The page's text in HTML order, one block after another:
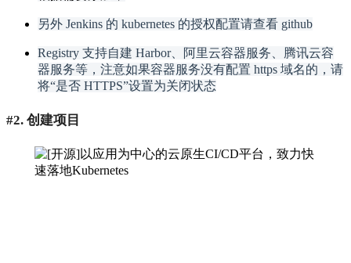
另外 Jenkins 的 kubernetes 的授权配置请查看 github
Registry 支持自建 Harbor、阿里云容器服务、腾讯云容
器服务等，注意如果容器服务没有配置 https 域名的，请
将“是否 HTTPS”设置为关闭状态
#2. 创建项目